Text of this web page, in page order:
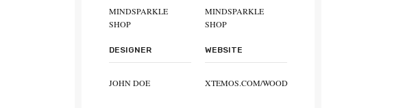
MINDSPARKLE
SHOP
MINDSPARKLE
SHOP
DESIGNER
JOHN DOE
WEBSITE
XTEMOS.COM/WOOD